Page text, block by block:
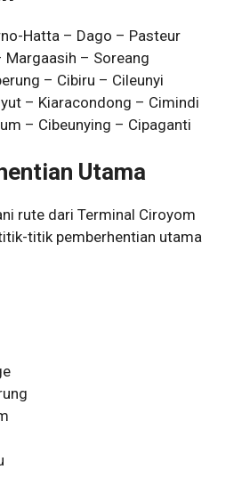
Hatta – Dago – Pasteur
– Soreang
– Cibiru – Cileunyi
– Kiaracondong – Cimindi
– Cibeunying – Cipaganti
Utama
rute dari Terminal Ciroyom
titik pemberhentian utama